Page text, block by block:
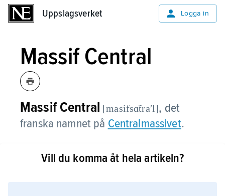
Uppslagsverket Logga in
Massif Central
Massif Central [masifsɑ̃traʹl], det
franska namnet på Centralmassivet.
Vill du komma åt hela artikeln?